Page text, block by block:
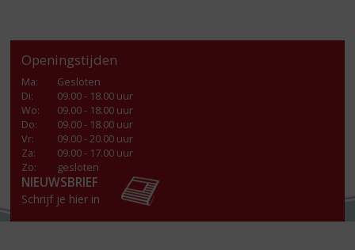
Openingstijden
Ma:
Gesloten
Di:
09.00 - 18.00 uur
Wo:
09.00 - 18.00 uur
Do:
09.00 - 18.00 uur
Vr:
09.00 - 20.00 uur
Za:
09.00 - 17.00 uur
Zo:
gesloten
NIEUWSBRIEF
Schrijf je hier in